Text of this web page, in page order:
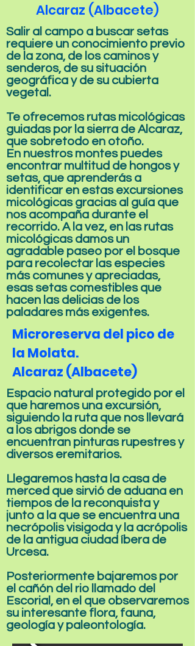
Alcaraz (Albacete)
Salir al campo a buscar setas
requiere un conocimiento previo
de la zona, de los caminos y
senderos, de su situación
geográfica y de su cubierta
vegetal.
Te ofrecemos rutas micológicas
guiadas por la sierra de Alcaraz,
que sobretodo en otoño.
En nuestros montes puedes
encontrar multitud de hongos y
setas, que aprenderás a
identificar en estas excursiones
micológicas gracias al guía que
nos acompaña durante el
recorrido. A la vez, en las rutas
micológicas damos un
agradable paseo por el bosque
para recolectar las especies
más comunes y apreciadas,
esas setas comestibles que
hacen las delicias de los
paladares más exigentes.
Microreserva del pico de
la Molata.
Alcaraz (Albacete)
Espacio natural protegido por el
que haremos una excursión,
siguiendo la ruta que nos llevará
a los abrigos donde se
encuentran pinturas rupestres y
diversos eremitarios.
Llegaremos hasta la casa de
merced que sirvió de aduana en
tiempos de la reconquista y
junto a la que se encuentra una
necrópolis visigoda y la acrópolis
de la antigua ciudad íbera de
Urcesa.
Posteriormente bajaremos por
el cañón del rio llamado del
Escorial, en el que observaremos
su interesante flora, fauna,
geología y paleontología.